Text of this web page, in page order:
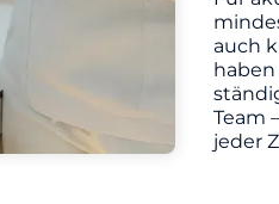
auch
haben
Team
jeder